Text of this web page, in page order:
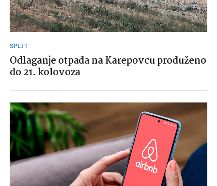
SPLIT
Odlaganje otpada na Karepovcu produženo
do 21. kolovoza